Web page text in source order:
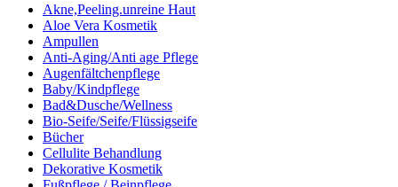
Akne,Peeling.unreine Haut
Aloe Vera Kosmetik
Ampullen
Anti-Aging/Anti age Pflege
Augenfältchenpflege
Baby/Kindpflege
Bad&Dusche/Wellness
Bio-Seife/Seife/Flüssigseife
Bücher
Cellulite Behandlung
Dekorative Kosmetik